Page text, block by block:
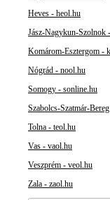
Heves - heol.hu
Jász-Nagykun-Szolnok
Komárom-Esztergom -
Nógrád - nool.hu
Somogy - sonline.hu
Szabolcs-Szatmár-
Tolna - teol.hu
Vas - vaol.hu
Veszprém - veol.hu
Zala - zaol.hu